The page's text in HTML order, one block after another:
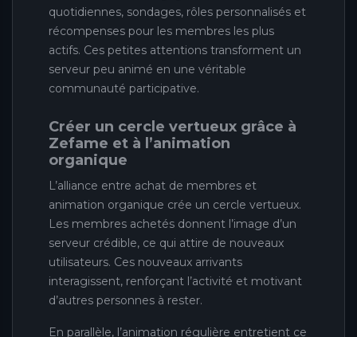
quotidiennes, sondages, rôles personnalisés et
récompenses pour les membres les plus
actifs. Ces petites attentions transforment un
serveur peu animé en une véritable
communauté participative.
Créer un cercle vertueux grâce à
Zefame et à l’animation
organique
L’alliance entre achat de membres et
animation organique crée un cercle vertueux.
Les membres achetés donnent l’image d’un
serveur crédible, ce qui attire de nouveaux
utilisateurs. Ces nouveaux arrivants
interagissent, renforçant l’activité et motivant
d’autres personnes à rester.
En parallèle, l’animation régulière entretient ce